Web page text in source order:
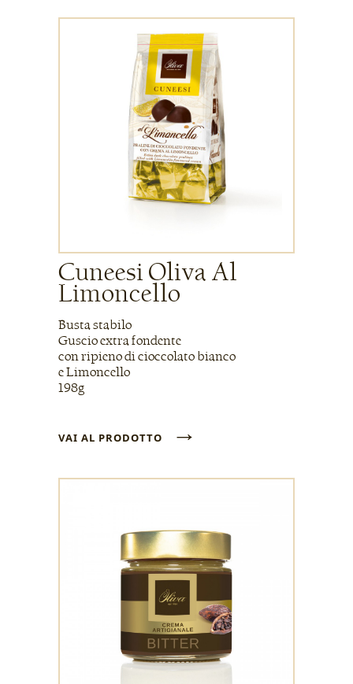
Cuneesi Oliva Al
Limoncello
Busta stabilo
Guscio extra fondente
con ripieno di cioccolato bianco
e Limoncello
198g
VAI AL PRODOTTO →